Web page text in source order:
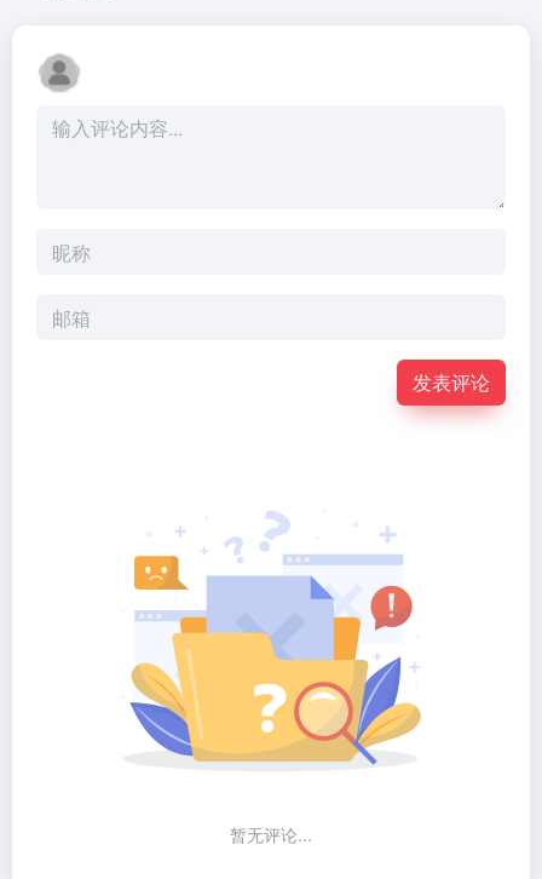
发表评论
暂无评论...